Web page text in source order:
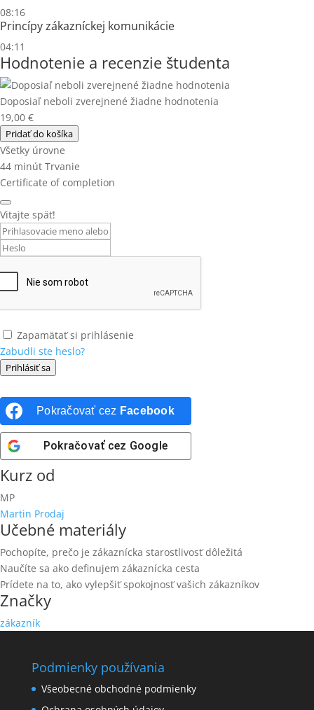
08:16
Princípy zákazníckej komunikácie
04:11
Hodnotenie a recenzie študenta
Doposiaľ neboli zverejnené žiadne hodnotenia
19,00 €
Pridať do košíka
Všetky úrovne
44 minút Trvanie
Certificate of completion
Vitajte späť!
Zapamätať si prihlásenie
Zabudli ste heslo?
Prihlásiť sa
Pokračovať cez Facebook
Pokračovať cez Google
Kurz od
MP
Martin Prodaj
Učebné materiály
Pochopíte, prečo je zákaznícka starostlivosť dôležitá
Naučíte sa ako definujem zákaznícka cesta
Prídete na to, ako vylepšiť spokojnosť vašich zákazníkov
Značky
zákazník
Podmienky používania
Všeobecné obchodné podmienky